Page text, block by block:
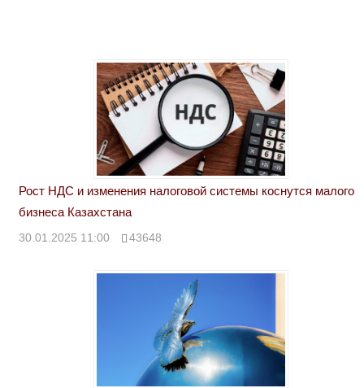
Рост НДС и изменения налоговой системы коснутся малого
бизнеса Казахстана
30.01.2025 11:00 43648